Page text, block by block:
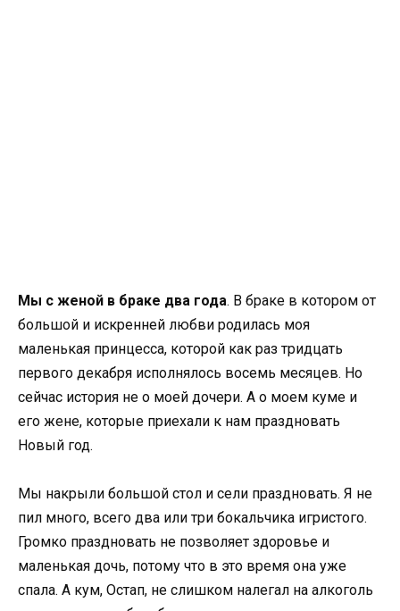
Мы с женой в браке два года. В браке в котором от
большой и искренней любви родилась моя
маленькая принцесса, которой как раз тридцать
первого декабря исполнялось восемь месяцев. Но
сейчас история не о моей дочери. А о моем куме и
его жене, которые приехали к нам праздновать
Новый год.
Мы накрыли большой стол и сели праздновать. Я не
пил много, всего два или три бокальчика игристого.
Громко праздновать не позволяет здоровье и
маленькая дочь, потому что в это время она уже
спала. А кум, Остап, не слишком налегал на алкоголь